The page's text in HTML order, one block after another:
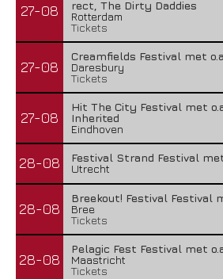
27-08
rect, The Dirty Daddies
Rotterdam
Tickets
27-08
Creamfields Festival met
Daresbury
Tickets
27-08
Hit The City Festival met
Inherited
Eindhoven
28-08
Festival Strand Festival
Utrecht
28-08
Breekout! Festival Festival
Bree
Tickets
28-08
Pelagic Fest Festival met
Maastricht
Tickets